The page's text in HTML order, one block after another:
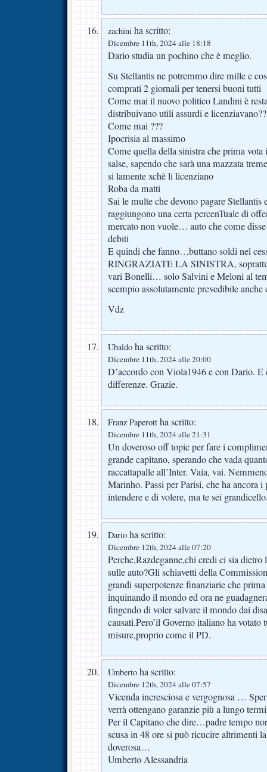
zachini ha scritto:
Dicembre 11th, 2024 alle 18:18
Dario studia un pochino che è meglio.
Su Stellantis ne potremmo dire mille e
comprati 2 giornali per tenersi buoni tutti
Come mai il nuovo politico Landini è
distribuivano utili assurdi e
Come mai ???
Ipocrisia al massimo
Come quella della sinistra che prima
salse, sapendo che sarà una mazzata
si lamente xchè li licenziano
Roba da matti
Sai le multe che devono pagare Stellantis
raggiungono una certa percenTuale di
mercato non vuole… auto che come
debiti
E quindi che fanno…buttano soldi nel
RINGRAZIATE LA SINISTRA,
vari Bonelli… solo Salvini e Meloni al
scempio assolutamente prevedibile
Vdz
Ubaldo ha scritto:
Dicembre 11th, 2024 alle 20:00
D’accordo con Viola1946 e con Dario. E
differenze. Grazie.
Franz Paperott ha scritto:
Dicembre 11th, 2024 alle 21:31
Un doveroso off topic per fare i
grande capitano, sperando che vada
raccattapalle all’Inter. Vaia, vai.
Marinho. Passi per Parisi, che ha ancora
intendere e di volere, ma te sei
Dario ha scritto:
Dicembre 12th, 2024 alle 07:20
Perche,Razdeganne,chi credi ci sia dietro
sulle auto?Gli schiavetti della
grandi superpotenze finanziarie che
inquinando il mondo ed ora ne
fingendo di voler salvare il mondo dai
causati.Pero’il Governo italiano ha votato
misure,proprio come il PD.
Umberto ha scritto:
Dicembre 12th, 2024 alle 07:57
Vicenda incresciosa e vergognosa …
verrà ottengano garanzie più a lungo
Per il Capitano che dire…padre tempo
scusa in 48 ore si può ricucire altrimenti
doverosa…
Umberto Alessandria